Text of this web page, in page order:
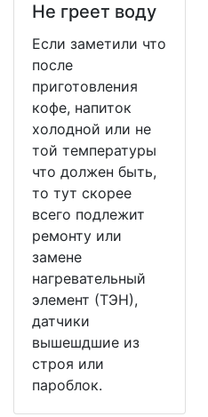
Не греет воду
Если заметили что
после
приготовления
кофе, напиток
холодной или не
той температуры
что должен быть,
то тут скорее
всего подлежит
ремонту или
замене
нагревательный
элемент (ТЭН),
датчики
вышешдшие из
строя или
пароблок.